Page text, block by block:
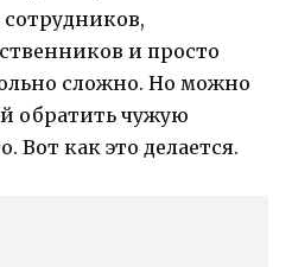
и просто
сложно. Но можно
обратить чужую
Вот как это делается.